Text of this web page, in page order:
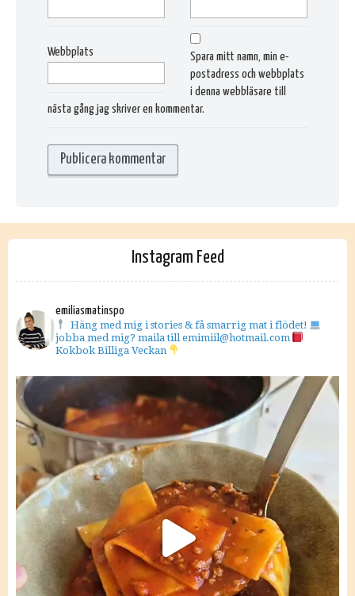
Webbplats
Spara mitt namn, min e-
postadress och webbplats
i denna webbläsare till
nästa gång jag skriver en kommentar.
Instagram Feed
emiliasmatinspo
Häng med mig i stories & få smarrig mat i flödet!
jobba med mig? maila till emimiil@hotmail.com
Kokbok Billiga Veckan